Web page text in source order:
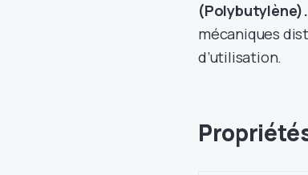
(Polybutylène).
mécaniques
d’utilisation.